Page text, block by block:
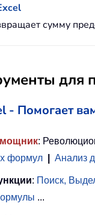
сумму
для
- Помогает
:
формул
Анализ
: Поиск,
...